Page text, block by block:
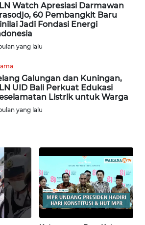
Watch Apresiasi Darmawan
60 Pembangkit Baru
Jadi Fondasi Energi
yang lalu
Galungan dan Kuningan,
UID Bali Perkuat Edukasi
Listrik untuk Warga
yang lalu